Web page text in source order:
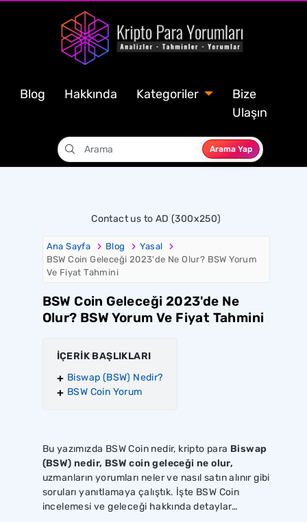
Blog Hakkında Kategoriler
Bize
Ulaşın
Arama Yap
Contact us to AD (300x250)
Ana Sayfa Blog
Yasal
BSW Coin Geleceği 2023'de Ne Olur? BSW Yorum
Ve Fiyat Tahmini
BSW Coin Geleceği 2023'de Ne
Olur? BSW Yorum Ve Fiyat Tahmini
İÇERİK BAŞLIKLARI
Biswap (BSW) Nedir?
BSW Coin Yorum
Bu yazımızda BSW Coin nedir, kripto para Biswap
(BSW) nedir, BSW coin geleceği ne olur,
uzmanların yorumları neler ve nasıl satın alınır gibi
soruları yanıtlamaya çalıştık. İşte BSW Coin
incelemesi ve geleceği hakkında detaylar…